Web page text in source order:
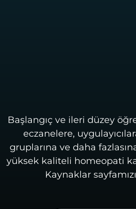
Başlangıç ve ileri düzey
eczanelere,
gruplarına ve daha
yüksek kaliteli homeopati
Kaynaklar